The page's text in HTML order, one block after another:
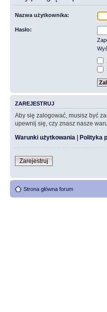
Nazwa użytkownika:
Hasło:
ZAREJESTRUJ
Aby się zalogować, musisz być
upewnij się, czy znasz nasze
Warunki użytkowania | Polityka
Zarejestruj
Strona główna forum